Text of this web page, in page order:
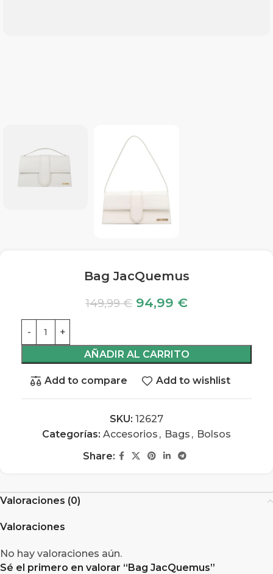
Bag JacQuemus
149,99€ 94,99 €
AÑADIR AL CARRITO
Add to compare Add to wishlist
SKU: 12627
Categorías: Accesorios , Bags , Bolsos
Share:
Valoraciones (0)
Valoraciones
No hay valoraciones aún.
Sé el primero en valorar “Bag JacQuemus”